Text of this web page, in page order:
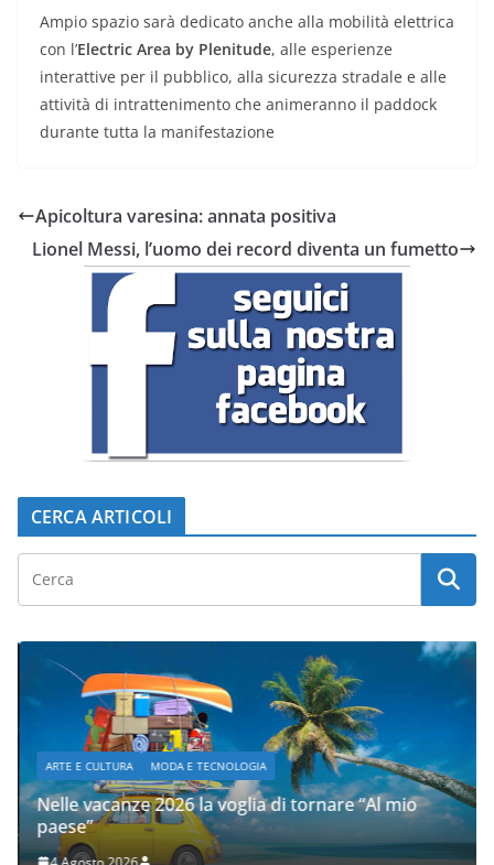
Ampio spazio sarà dedicato anche alla mobilità elettrica
con l’Electric Area by Plenitude, alle esperienze
interattive per il pubblico, alla sicurezza stradale e alle
attività di intrattenimento che animeranno il paddock
durante tutta la manifestazione
Apicoltura varesina: annata positiva
Lionel Messi, l’uomo dei record diventa un fumetto
CERCA ARTICOLI
ARTE E CULTURA MODA E TECNOLOGIA
Nelle vacanze 2026 la voglia di tornare “Al mio
paese”